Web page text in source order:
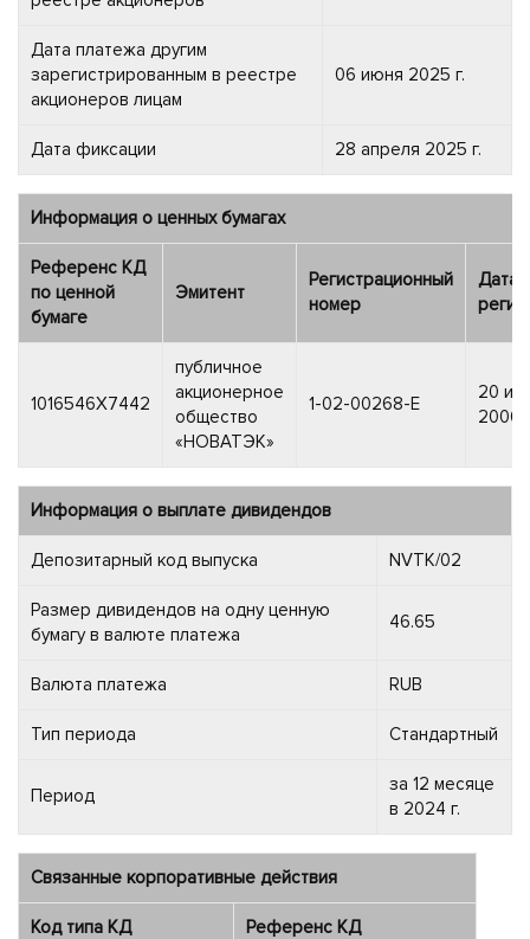
Дата платежа другим
зарегистрированным в реестре
акционеров лицам
06 июня 2025 г.
Дата фиксации 28 апреля 2025 г.
Информация о ценных бумагах
Референс КД
по ценной
бумаге
Эмитент
Регистрационный
номер
Дата
1016546X7442
публичное
акционерное
общество
«НОВАТЭК»
1-02-00268-E
20
2006
Информация о выплате дивидендов
Депозитарный код выпуска NVTK/02
Размер дивидендов на одну ценную
бумагу в валюте платежа
46.65
Валюта платежа RUB
Тип периода Стандартный
Период
за 12 месяце
в 2024 г.
Связанные корпоративные действия
Код типа КД Референс КД